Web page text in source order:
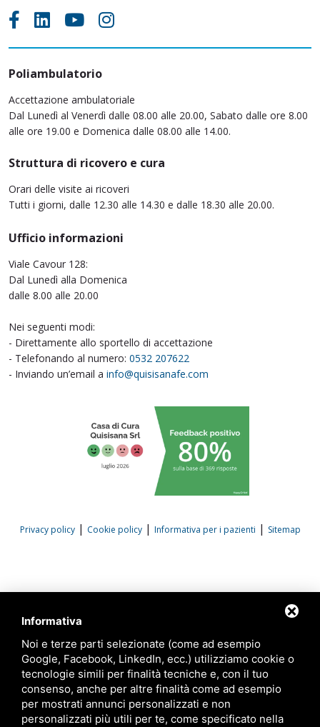
Poliambulatorio
Accettazione ambulatoriale
Dal Lunedì al Venerdì dalle 08.00 alle 20.00, Sabato dalle ore 8.00
alle ore 19.00 e Domenica dalle 08.00 alle 14.00.
Struttura di ricovero e cura
Orari delle visite ai ricoveri
Tutti i giorni, dalle 12.30 alle 14.30 e dalle 18.30 alle 20.00.
Ufficio informazioni
Viale Cavour 128:
Dal Lunedì alla Domenica
dalle 8.00 alle 20.00
Nei seguenti modi:
- Direttamente allo sportello di accettazione
- Telefonando al numero: 0532 207622
- Inviando un’email a info@quisisanafe.com
Privacy policy| Cookie policy| Informativa per i pazienti | Sitemap
Informativa
Noi e terze parti selezionate (come ad esempio
Google, Facebook, LinkedIn, ecc.) utilizziamo cookie o
tecnologie simili per finalità tecniche e, con il tuo
consenso, anche per altre finalità come ad esempio
per mostrati annunci personalizzati e non
personalizzati più utili per te, come specificato nella